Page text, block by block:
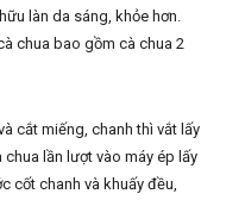
làn da sáng, khỏe hơn.
chua bao gồm cà chua 2
cắt miếng, chanh thì vắt lấy
lần lượt vào máy ép lấy
cốt chanh và khuấy đều,